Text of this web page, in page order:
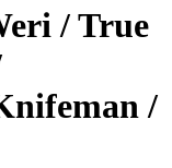
/ True
/